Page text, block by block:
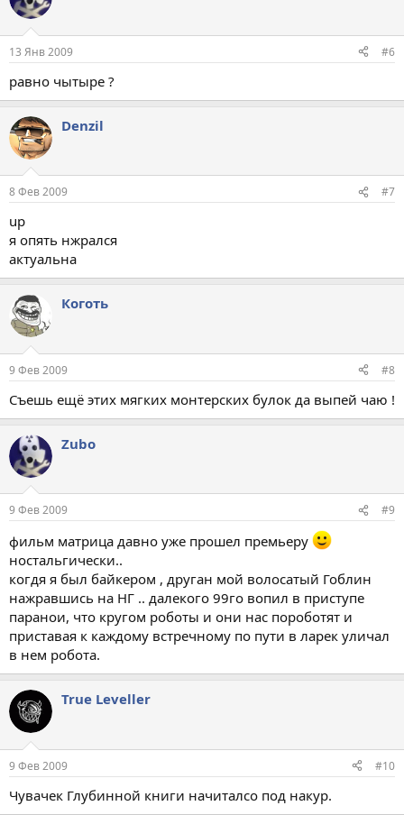
13 Янв 2009 #6
равно чытыре ?
Denzil
8 Фев 2009 #7
up
я опять нжрался
актуальна
Коготь
9 Фев 2009 #8
Съешь ещё этих мягких монтерских булок да выпей чаю !
Zubo
9 Фев 2009 #9
фильм матрица давно уже прошел премьеру
ностальгически..
когдя я был байкером , друган мой волосатый Гоблин
нажравшись на НГ .. далекого 99го вопил в приступе
паранои, что кругом роботы и они нас пороботят и
приставая к каждому встречному по пути в ларек уличал
в нем робота.
True Leveller
9 Фев 2009 #10
Чувачек Глубинной книги начиталсо под накур.